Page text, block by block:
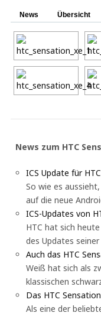
News Übersicht
News zum HTC
ICS Update für
So wie es
auf die neue
ICS-Updates von
HTC hat sich
des Updates seiner
Auch das HTC
Weiß hat sich als
klassischen
Das HTC
Als eine der